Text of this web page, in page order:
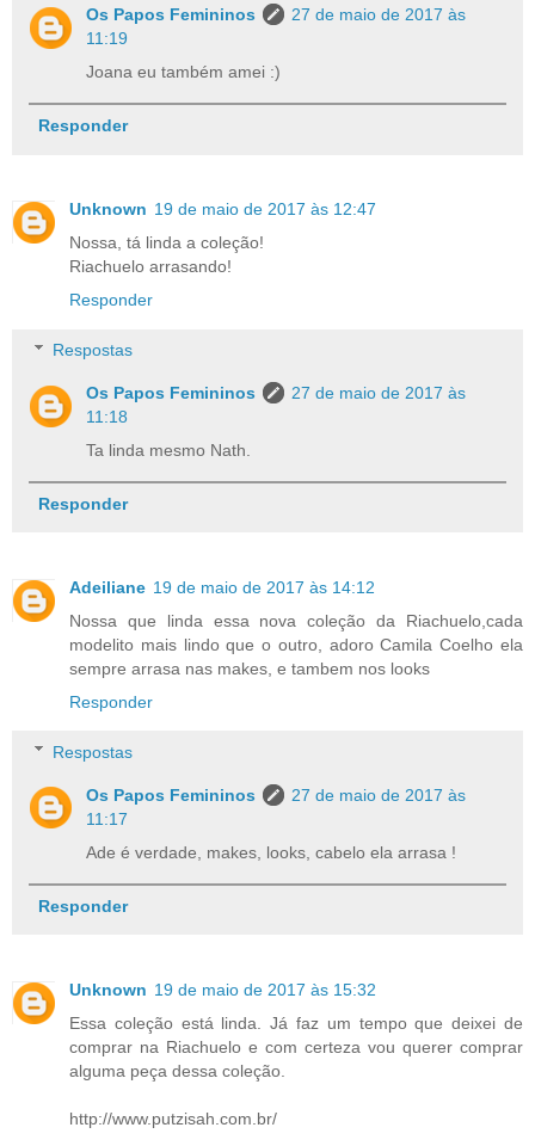
Os Papos Femininos
27 de maio de 2017 às
11:19
Joana eu também amei :)
Responder
Unknown 19 de maio de 2017 às 12:47
Nossa, tá linda a coleção!
Riachuelo arrasando!
Responder
Respostas
Os Papos Femininos
27 de maio de 2017 às
11:18
Ta linda mesmo Nath.
Responder
Adeiliane 19 de maio de 2017 às 14:12
Nossa que linda essa nova coleção da Riachuelo,cada
modelito mais lindo que o outro, adoro Camila Coelho ela
sempre arrasa nas makes, e tambem nos looks
Responder
Respostas
Os Papos Femininos
27 de maio de 2017 às
11:17
Ade é verdade, makes, looks, cabelo ela arrasa !
Responder
Unknown 19 de maio de 2017 às 15:32
Essa coleção está linda. Já faz um tempo que deixei de
comprar na Riachuelo e com certeza vou querer comprar
alguma peça dessa coleção.
http://www.putzisah.com.br/